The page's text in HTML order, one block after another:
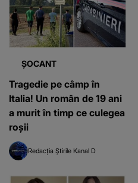
ȘOCANT
Tragedie pe câmp în
Italia! Un român de 19 ani
a murit în timp ce culegea
roșii
Redacția Știrile Kanal D